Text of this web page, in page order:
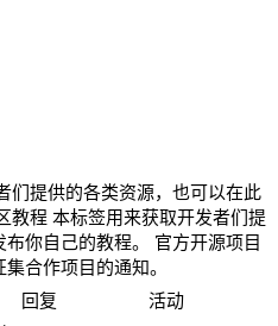
们提供的各类资源，也可以在此
教程 本标签用来获取开发者们提
你自己的教程。
官方开源项目
合作项目的通知。
回复 活动